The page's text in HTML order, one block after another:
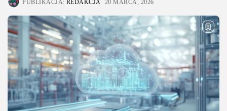
PUBLIKACJA: REDAKCJA 20 MARCA, 2026